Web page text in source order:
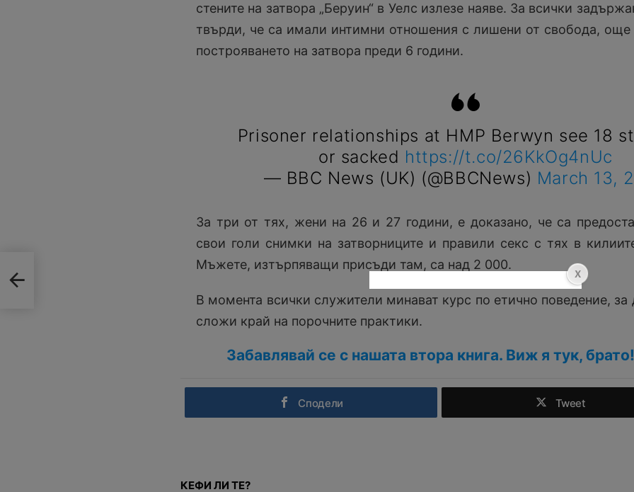
стените на затвора „Беруин“ в Уелс излезе наяве. За всички
твърди, че са имали интимни отношения с лишени от свобода, още
построяването на затвора преди 6 години.
Prisoner relationships at HMP Berwyn see 18
or sacked https://t.co/26KkOg4nUc
— BBC News (UK) (@BBCNews) March 13,
За три от тях, жени на 26 и 27 години, е доказано, че са
свои голи снимки на затворниците и правили секс с тях в
Мъжете, изтърпяващи присъди там, са над 2 000.
В момента всички служители минават курс по етично поведение, за
сложи край на порочните практики.
Забавлявай се с нашата втора книга. Виж я тук, брато!
Сподели Tweet
КЕФИ ЛИ ТЕ?